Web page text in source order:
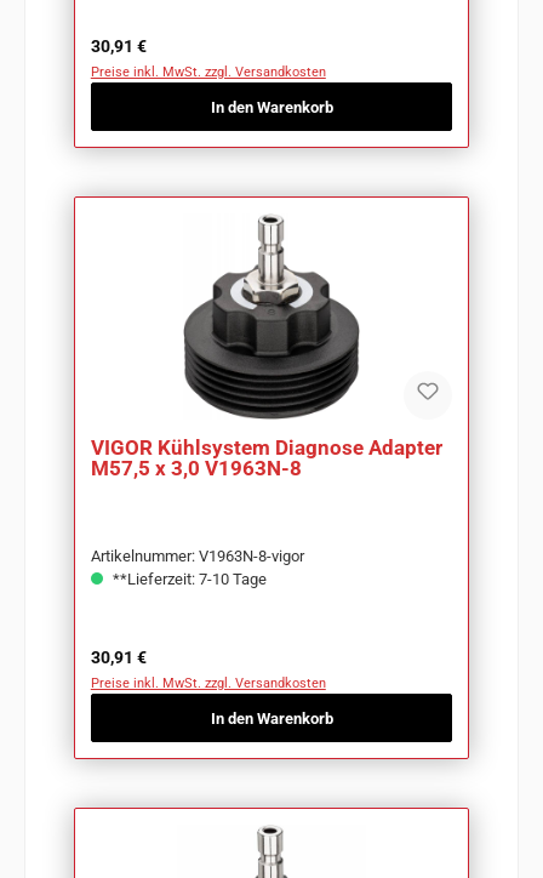
Regulärer Preis:
30,91 €
Preise inkl. MwSt. zzgl. Versandkosten
In den Warenkorb
VIGOR Kühlsystem Diagnose Adapter
M57,5 x 3,0 V1963N-8
Artikelnummer: V1963N-8-vigor
**Lieferzeit: 7-10 Tage
Regulärer Preis:
30,91 €
Preise inkl. MwSt. zzgl. Versandkosten
In den Warenkorb